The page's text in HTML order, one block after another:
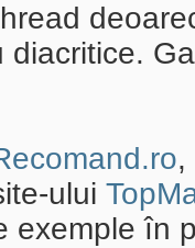
diacritice.
,
ului
exemple în